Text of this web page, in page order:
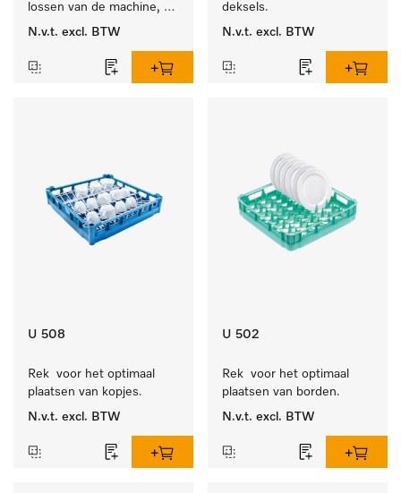
lossen van de machine,
hoogte 400 mm.
N.v.t. excl. BTW
deksels.
N.v.t. excl. BTW
U 508
Rek  voor het optimaal
plaatsen van kopjes.
N.v.t. excl. BTW
U 502
Rek  voor het optimaal
plaatsen van borden.
N.v.t. excl. BTW